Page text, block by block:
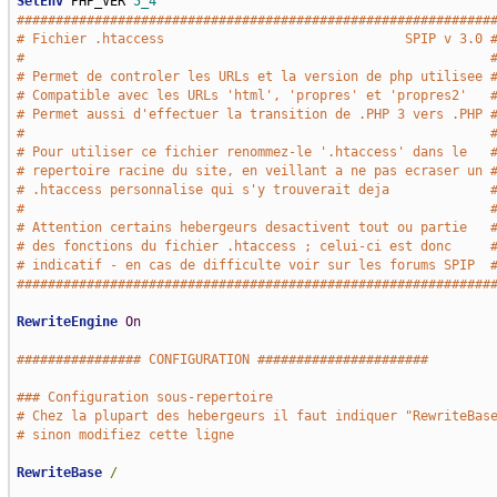
##############################################################
# Fichier .htaccess                               SPIP v 3.0 #
#                                                            #
# Permet de controler les URLs et la version de php utilisee #
# Compatible avec les URLs 'html', 'propres' et 'propres2'   #
# Permet aussi d'effectuer la transition de .PHP 3 vers .PHP #
#                                                            #
# Pour utiliser ce fichier renommez-le '.htaccess' dans le   #
# repertoire racine du site, en veillant a ne pas ecraser un #
# .htaccess personnalise qui s'y trouverait deja             #
#                                                            #
# Attention certains hebergeurs desactivent tout ou partie   #
# des fonctions du fichier .htaccess ; celui-ci est donc     #
# indicatif - en cas de difficulte voir sur les forums SPIP  #
##############################################################
RewriteEngine On
################ CONFIGURATION ######################
### Configuration sous-repertoire
# Chez la plupart des hebergeurs il faut indiquer
# sinon modifiez cette ligne
RewriteBase /